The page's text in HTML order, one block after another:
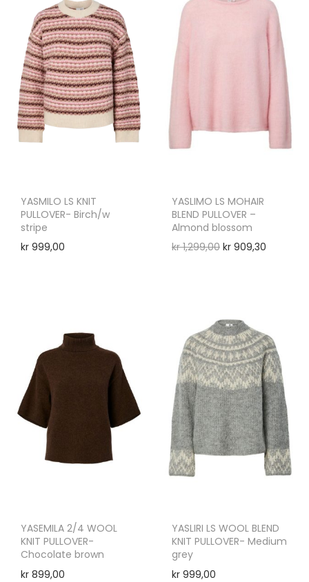
YASMILO LS KNIT
PULLOVER- Birch/w
stripe
kr 999,00
YASLIMO LS MOHAIR
BLEND PULLOVER –
Almond blossom
kr1,299,00 kr 909,30
YASEMILA 2/4 WOOL
KNIT PULLOVER-
Chocolate brown
kr 899,00
YASLIRI LS WOOL BLEND
KNIT PULLOVER- Medium
grey
kr 999,00